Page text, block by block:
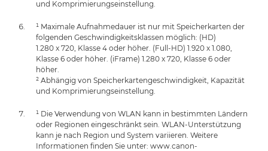
und Komprimierungseinstellung.
¹ Maximale Aufnahmedauer ist nur mit Speicherkarten der
folgenden Geschwindigkeitsklassen möglich: (HD)
1.280 x 720, Klasse 4 oder höher. (Full-HD) 1.920 x 1.080,
Klasse 6 oder höher. (iFrame) 1.280 x 720, Klasse 6 oder
höher.
² Abhängig von Speicherkartengeschwindigkeit, Kapazität
und Komprimierungseinstellung.
¹ Die Verwendung von WLAN kann in bestimmten Ländern
oder Regionen eingeschränkt sein. WLAN-Unterstützung
kann je nach Region und System variieren. Weitere
Informationen finden Sie unter: www.canon-